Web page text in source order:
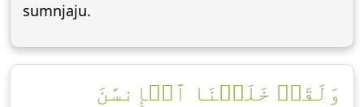
sumnjaju.
وَلَقَدۡ خَلَقۡنَا ٱلۡإِنسَٰنَ